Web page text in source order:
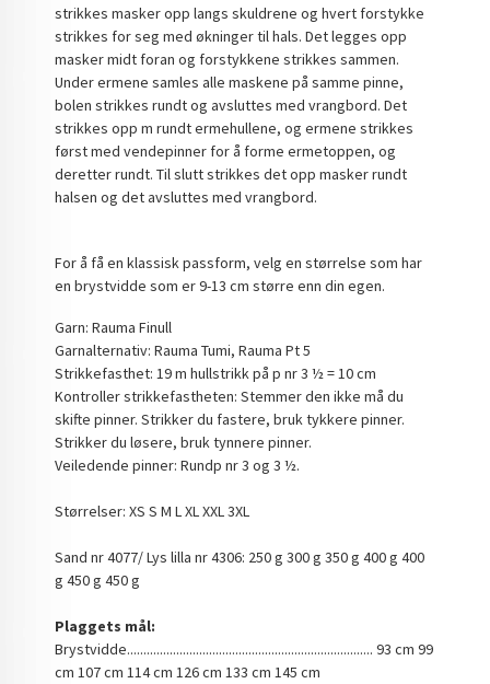
strikkes masker opp langs skuldrene og hvert forstykke
strikkes for seg med økninger til hals. Det legges opp
masker midt foran og forstykkene strikkes sammen.
Under ermene samles alle maskene på samme pinne,
bolen strikkes rundt og avsluttes med vrangbord. Det
strikkes opp m rundt ermehullene, og ermene strikkes
først med vendepinner for å forme ermetoppen, og
deretter rundt. Til slutt strikkes det opp masker rundt
halsen og det avsluttes med vrangbord.
For å få en klassisk passform, velg en størrelse som har
en brystvidde som er 9-13 cm større enn din egen.
Garn: Rauma Finull
Garnalternativ: Rauma Tumi, Rauma Pt 5
Strikkefasthet: 19 m hullstrikk på p nr 3 ½ = 10 cm
Kontroller strikkefastheten: Stemmer den ikke må du
skifte pinner. Strikker du fastere, bruk tykkere pinner.
Strikker du løsere, bruk tynnere pinner.
Veiledende pinner: Rundp nr 3 og 3 ½.
Størrelser: XS S M L XL XXL 3XL
Sand nr 4077/ Lys lilla nr 4306: 250 g 300 g 350 g 400 g 400
g 450 g 450 g
Plaggets mål:
Brystvidde........................................................................... 93 cm 99
cm 107 cm 114 cm 126 cm 133 cm 145 cm